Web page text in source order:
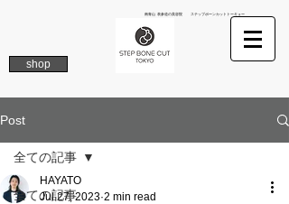
南青山 表参道の美容院 ステップボーンカットトーキョー
shop
Post
全ての記事
全ての記事
HAYATO
Jul 27, 2023 2 min read